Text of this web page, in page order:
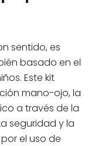
sentido, es
basado en el
Este kit
mano-ojo, la
a través de la
seguridad y la
el uso de